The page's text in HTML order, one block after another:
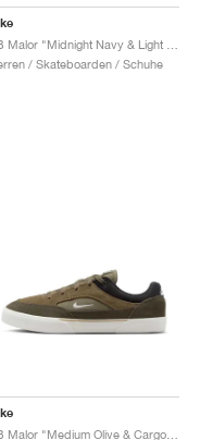
/ Skateboarden / Schuhe